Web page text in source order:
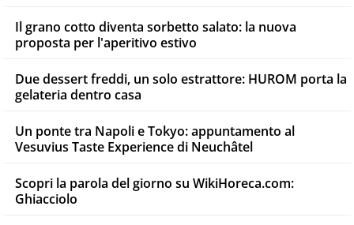
Il grano cotto diventa sorbetto salato: la nuova
proposta per l'aperitivo estivo
Due dessert freddi, un solo estrattore: HUROM porta la
gelateria dentro casa
Un ponte tra Napoli e Tokyo: appuntamento al
Vesuvius Taste Experience di Neuchâtel
Scopri la parola del giorno su WikiHoreca.com:
Ghiacciolo